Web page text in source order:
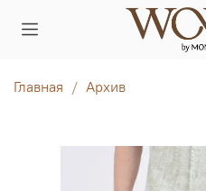
Главная Архив